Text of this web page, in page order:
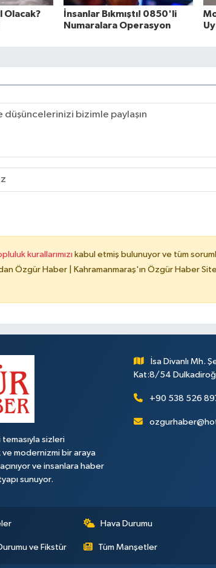
Olacak?
İnsanlar Bıkmıştı! 0850'li
Numaralara Operasyon
kurallarımızı kabul etmiş bulunuyor ve tüm
Özgür Haber | Kahramanmaraş'ın Özgür Haber
sizleri
modernizmi bir araya
ve insanlara haber
sunuyor.
İsa Divanlı Mh.
Kat:8/54
+90 538 526
Hava Durumu
ve Fikstür Tüm Manşetler